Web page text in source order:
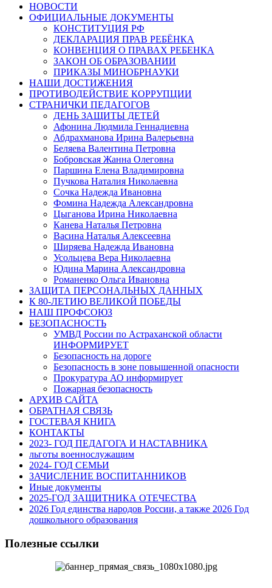
НОВОСТИ
ОФИЦИАЛЬНЫЕ ДОКУМЕНТЫ
КОНСТИТУЦИЯ РФ
ДЕКЛАРАЦИЯ ПРАВ РЕБЁНКА
КОНВЕНЦИЯ О ПРАВАХ РЕБЕНКА
ЗАКОН ОБ ОБРАЗОВАНИИ
ПРИКАЗЫ МИНОБРНАУКИ
НАШИ ДОСТИЖЕНИЯ
ПРОТИВОДЕЙСТВИЕ КОРРУПЦИИ
СТРАНИЧКИ ПЕДАГОГОВ
ДЕНЬ ЗАЩИТЫ ДЕТЕЙ
Афонина Людмила Геннадиевна
Абдрахманова Ирина Валерьевна
Беляева Валентина Петровна
Бобровская Жанна Олеговна
Паршина Елена Владимировна
Пучкова Наталия Николаевна
Сочка Надежда Ивановна
Фомина Надежда Александровна
Цыганова Ирина Николаевна
Канева Наталья Петровна
Васина Наталья Алексеевна
Ширяева Надежда Ивановна
Усольцева Вера Николаевна
Юдина Марина Александровна
Романенко Ольга Ивановна
ЗАЩИТА ПЕРСОНАЛЬНЫХ ДАННЫХ
К 80-ЛЕТИЮ ВЕЛИКОЙ ПОБЕДЫ
НАШ ПРОФСОЮЗ
БЕЗОПАСНОСТЬ
УМВД России по Астраханской области
ИНФОРМИРУЕТ
Безопасность на дороге
Безопасность в зоне повышенной опасности
Прокуратура АО информирует
Пожарная безопасность
АРХИВ САЙТА
ОБРАТНАЯ СВЯЗЬ
ГОСТЕВАЯ КНИГА
КОНТАКТЫ
2023- ГОД ПЕДАГОГА И НАСТАВНИКА
льготы военнослужащим
2024- ГОД СЕМЬИ
ЗАЧИСЛЕНИЕ ВОСПИТАННИКОВ
Иные документы
2025-ГОД ЗАЩИТНИКА ОТЕЧЕСТВА
2026 Год единства народов России, а также 2026 Год
дошкольного образования
Полезные ссылки